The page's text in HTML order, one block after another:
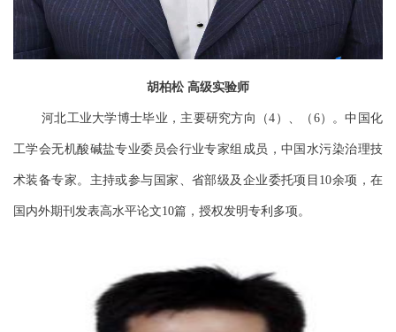
胡柏松 高级实验师
河北工业大学博士毕业，主要研究方向（4 ）、（ 6）。中国化
工学会无机酸碱盐专业委员会行业专家组成员，中国水污染治理技
术装备专家。主持或参与国家、省部级及企业委托项目 10余项，在
国内外期刊发表高水平论文10篇，授权发明专利多项。